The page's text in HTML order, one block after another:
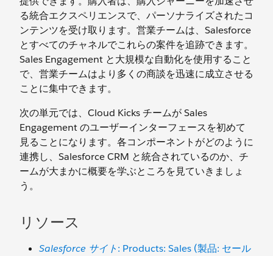
る統合エクスペリエンスで、パーソナライズされたコ
ンテンツを受け取ります。営業チームは、Salesforce
とすべてのチャネルでこれらの案件を追跡できます。
Sales Engagement と大規模な自動化を使用すること
で、営業チームはより多くの商談を迅速に成立させる
ことに集中できます。
次の単元では、Cloud Kicks チームが Sales
Engagement のユーザーインターフェースを初めて
見ることになります。各コンポーネントがどのように
連携し、Salesforce CRM と統合されているのか、チ
ームが大まかに概要を学ぶところを見ていきましょ
う。
リソース
Salesforce サイト: Products: Sales (製品: セール